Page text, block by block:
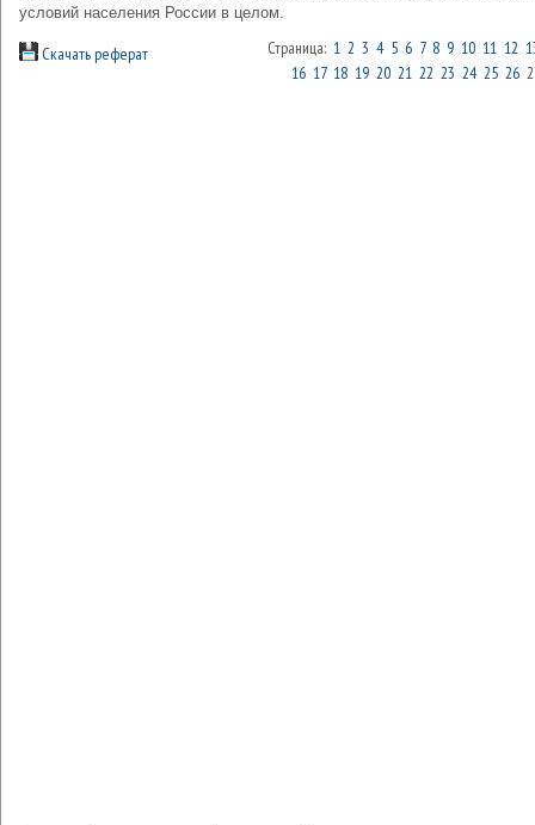
условий населения России в целом.
Скачать реферат Страница: 1 2 3 4 5 6 7 8 9 10 11 12
16 17 18 19 20 21 22 23 24 25 26